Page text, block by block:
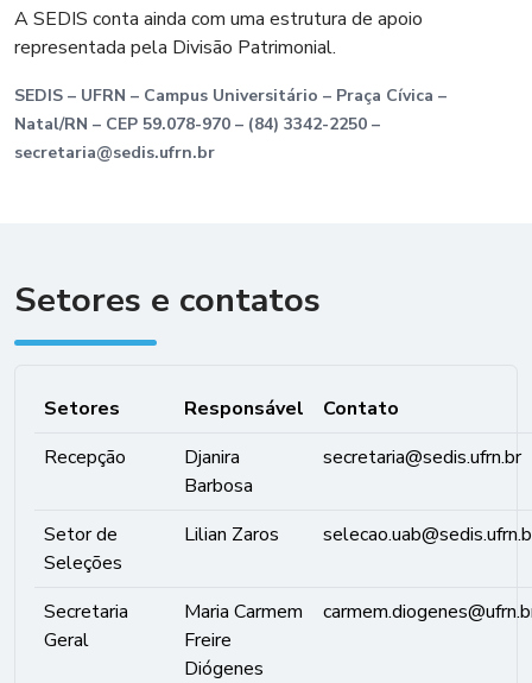
A SEDIS conta ainda com uma estrutura de apoio
representada pela Divisão Patrimonial.
SEDIS – UFRN – Campus Universitário – Praça Cívica –
Natal/RN – CEP 59.078-970 – (84) 3342-2250 –
secretaria@sedis.ufrn.br
Setores e contatos
Setores Responsável
Contato
Recepção
Djanira
Barbosa
secretaria@sedis.ufrn.br
Setor de
Seleções
Lilian Zaros
Secretaria
Geral
Maria Carmem
Freire
Diógenes